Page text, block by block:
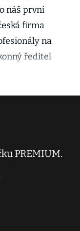
náš první
firma
na
ředitel
PREMIUM.